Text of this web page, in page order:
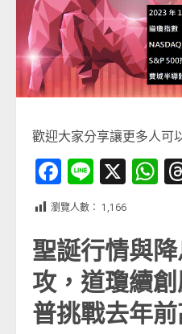
歡迎大家分享讓更多人可
Facebook
Line
X
瀏覽人數： 1,166
聖誕行情與
攻，道瓊續
普挑戰去年前